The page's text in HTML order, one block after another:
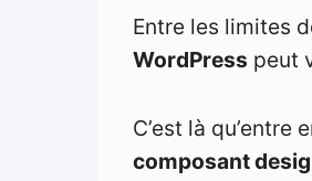
Entre les limites
WordPress peut
C’est là qu’entre
composant